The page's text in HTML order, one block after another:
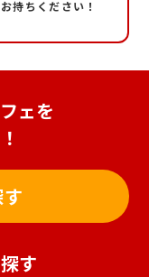
持ちください！
ェを
す